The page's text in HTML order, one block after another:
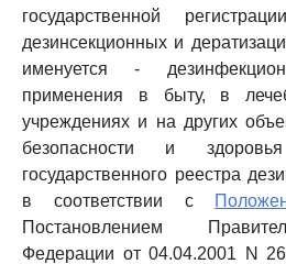
государственной
дезинсекционных и
именуется -
применения в быту, в
учреждениях и на других
безопасности и
государственного реестра
в соответствии с
Постановлением
Федерации от 04.04.2001 N